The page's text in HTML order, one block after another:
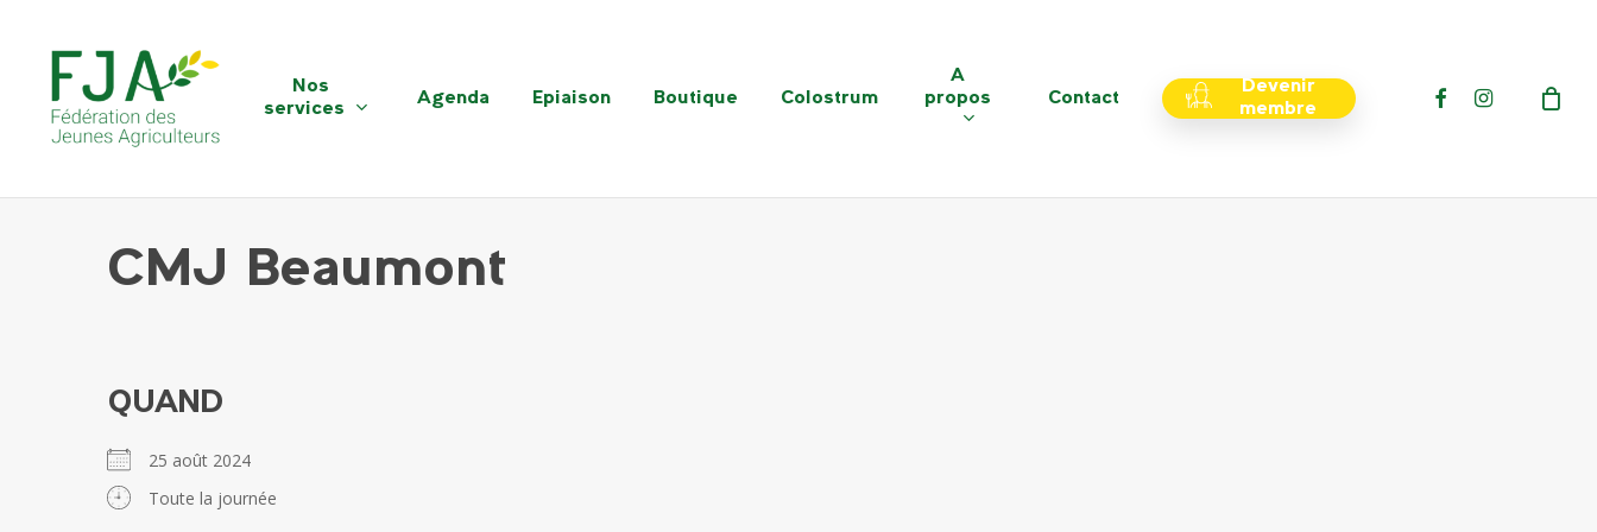
content
Nos
services
Agenda Epiaison Boutique Colostrum
A
propos Contact
Devenir
membre
facebookinstagram
CMJ Beaumont
QUAND
25 août 2024
Toute la journée